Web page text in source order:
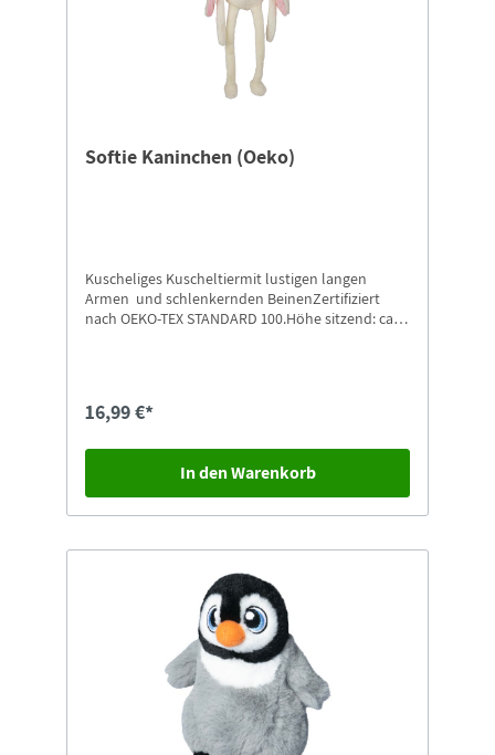
Szutenbach. 96-Seiten, Texte in Deutsch und
Polnisch. Privatedition zugunsten des
Naturschutz-Tierpark Görlitz-
Zgorzelec.Ausschließlich und exklusiv im Shop
vom Naturschutz-Tierpark Görlitz-Zgorzelec
Softie Kaninchen (Oeko)
Kuscheliges Kuscheltiermit lustigen langen
Armen und schlenkernden BeinenZertifiziert
nach OEKO-TEX STANDARD 100.Höhe sitzend: ca.
16,99 €*
In den Warenkorb